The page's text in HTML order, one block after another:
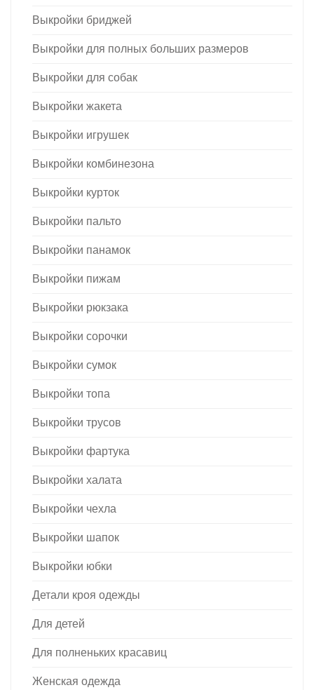
Выкройки бриджей
Выкройки для полных больших размеров
Выкройки для собак
Выкройки жакета
Выкройки игрушек
Выкройки комбинезона
Выкройки курток
Выкройки пальто
Выкройки панамок
Выкройки пижам
Выкройки рюкзака
Выкройки сорочки
Выкройки сумок
Выкройки топа
Выкройки трусов
Выкройки фартука
Выкройки халата
Выкройки чехла
Выкройки шапок
Выкройки юбки
Детали кроя одежды
Для детей
Для полненьких красавиц
Женская одежда